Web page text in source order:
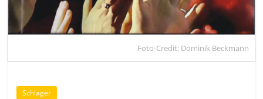
Foto-Credit: Dominik Beckmann
Schlager